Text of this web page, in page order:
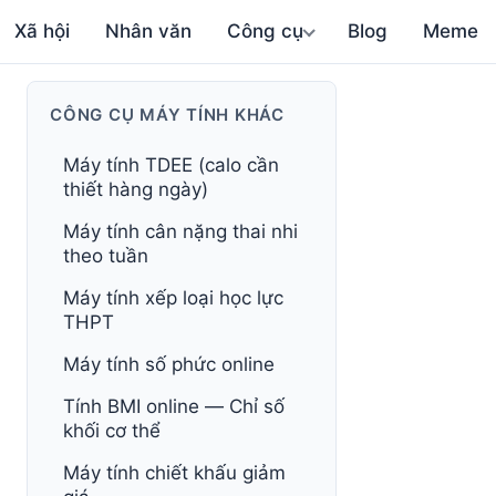
Xã hội Nhân văn Công cụ Blog Meme
CÔNG CỤ MÁY TÍNH KHÁC
Máy tính TDEE (calo cần
thiết hàng ngày)
Máy tính cân nặng thai nhi
theo tuần
Máy tính xếp loại học lực
THPT
Máy tính số phức online
Tính BMI online — Chỉ số
khối cơ thể
Máy tính chiết khấu giảm